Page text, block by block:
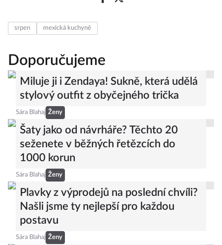
srpen mexická kuchyně
Doporučujeme
Miluje ji i Zendaya! Sukně, která udělá
stylový outfit z obyčejného trička
Sára Blahaj Ženy
Šaty jako od návrháře? Těchto 20
seženete v běžných řetězcích do
1000 korun
Sára Blahaj Ženy
Plavky z výprodejů na poslední chvíli?
Našli jsme ty nejlepší pro každou
postavu
Sára Blahaj Ženy